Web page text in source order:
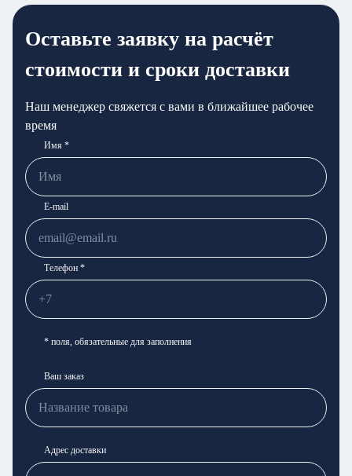
Оставьте заявку на расчёт
стоимости и сроки доставки
Наш менеджер свяжется с вами в ближайшее рабочее
время
Имя *
E-mail
Телефон *
* поля, обязательные для заполнения
Ваш заказ
Адрес доставки